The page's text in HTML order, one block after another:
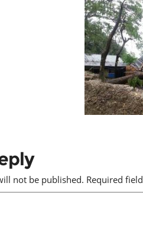
not be published. Required